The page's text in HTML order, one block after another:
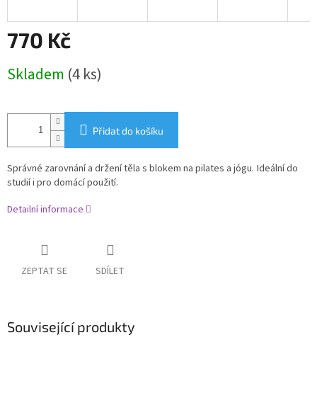
770 Kč
cena:
Skladem (4 ks)
Přidat do košíku
Správné zarovnání a držení těla s blokem na pilates a jógu. Ideální do
studií i pro domácí použití.
Detailní informace
ZEPTAT SE SDÍLET
Související produkty